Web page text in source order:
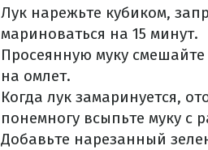
Лук нарежьте кубиком,
мариноваться на 15 минут.
Просеянную муку
на омлет.
Когда лук замаринуется,
понемногу всыпьте муку с
Добавьте нарезанный